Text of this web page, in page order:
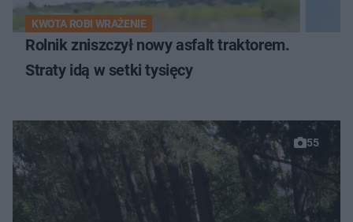
KWOTA ROBI WRAŻENIE
Rolnik zniszczył nowy asfalt traktorem.
Straty idą w setki tysięcy
55